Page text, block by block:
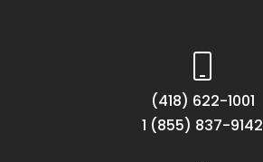
(418) 622-1001
1 (855) 837-9142